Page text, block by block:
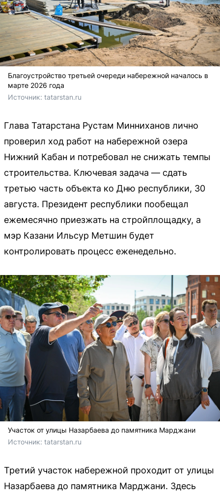
Благоустройство третьей очереди набережной началось в
марте 2026 года
Источник: tatarstan.ru
Глава Татарстана Рустам Минниханов лично
проверил ход работ на набережной озера
Нижний Кабан и потребовал не снижать темпы
строительства. Ключевая задача — сдать
третью часть объекта ко Дню республики, 30
августа. Президент республики пообещал
ежемесячно приезжать на стройплощадку, а
мэр Казани Ильсур Метшин будет
контролировать процесс еженедельно.
Участок от улицы Назарбаева до памятника Марджани
Источник: tatarstan.ru
Третий участок набережной проходит от улицы
Назарбаева до памятника Марджани. Здесь